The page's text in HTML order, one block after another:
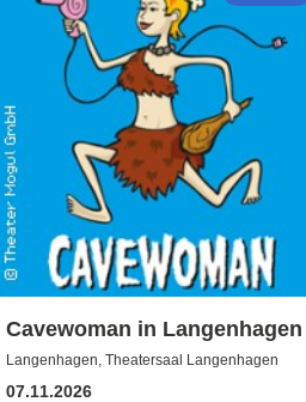
Cavewoman in Langenhagen
Langenhagen, Theatersaal Langenhagen
07.11.2026